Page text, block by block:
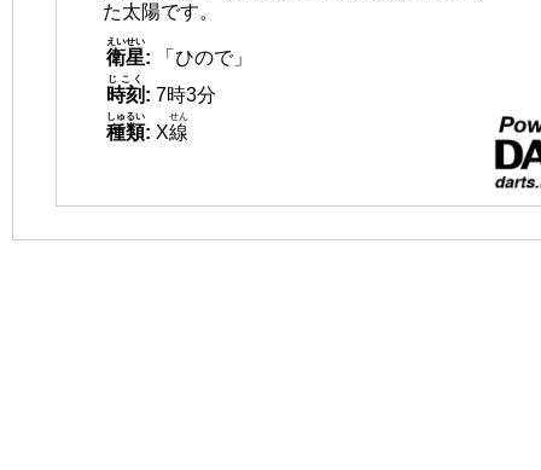
た太陽です。
衛星
えいせい
:
「ひので」
時刻
じこく
: 7時3分
種類
しゅるい
: X線
せん